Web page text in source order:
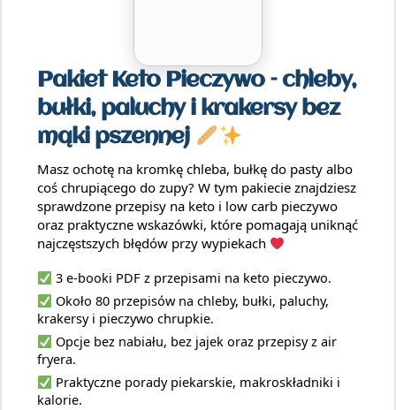
Pakiet Keto Pieczywo – chleby,
bułki, paluchy i krakersy bez
mąki pszennej
Masz ochotę na kromkę chleba, bułkę do pasty albo
coś chrupiącego do zupy? W tym pakiecie znajdziesz
sprawdzone przepisy na keto i low carb pieczywo
oraz praktyczne wskazówki, które pomagają uniknąć
najczęstszych błędów przy wypiekach
3 e-booki PDF z przepisami na keto pieczywo.
Około 80 przepisów na chleby, bułki, paluchy,
krakersy i pieczywo chrupkie.
Opcje bez nabiału, bez jajek oraz przepisy z air
fryera.
Praktyczne porady piekarskie, makroskładniki i
kalorie.